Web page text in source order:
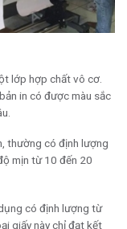
lớp hợp chất vô cơ.
in có được màu sắc
thường có định lượng
mịn từ 10 đến 20
có định lượng từ
giấy này chỉ đạt kết